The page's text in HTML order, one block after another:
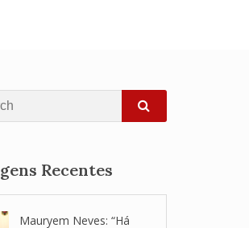
SEARCH
Recentes
Mauryem Neves: “Há